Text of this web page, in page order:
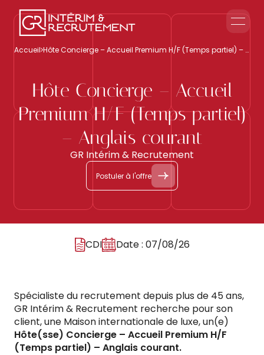
Le groupe GR
Intérim & Recrutement
Nous contacter
Accueil Hôte Concierge – Accueil Premium H/F (Temps partiel) – Anglais courant
Hôte Concierge – Accueil
Premium H/F (Temps partiel)
– Anglais courant
GR Intérim & Recrutement
Postuler à l'offre
CDI Date : 07/08/26
Spécialiste du recrutement depuis plus de 45 ans,
GR Intérim & Recrutement recherche pour son
client, une Maison internationale de luxe, un(e)
Hôte(sse) Concierge – Accueil Premium H/F
(Temps partiel) – Anglais courant.